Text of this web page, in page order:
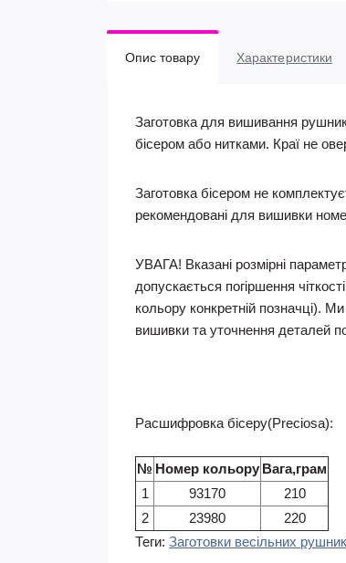
Опис товару Характеристики
Заготовка для вишивання
бісером або нитками. Краї не
Заготовка бісером не
рекомендовані для вишивки
УВАГА! Вказані розмірні
допускається погіршення
кольору конкретній позначці).
вишивки та уточнення деталей
Расшифровка бісеру(Preciosa):
№ Номер кольору Вага,грам
1
93170
210
2
23980
220
Теги: Заготовки весільних